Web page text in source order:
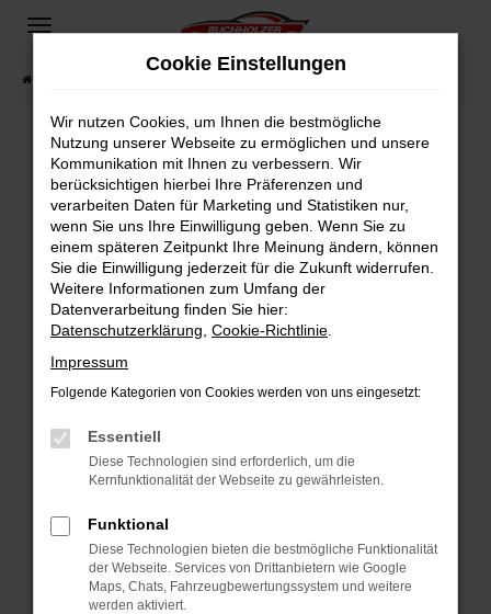
Zum
springen
Fahrzeugsuche
Fehler: Network Error
Beim Laden ist ein Fehler aufgetreten.
Hier sind ein paar Tipps, die dir helfen können:
Überprüfe deine Firewall und deine
Internetverbindung.
Laden andere Webseiten, zum Beispiel deine
Suchmaschine?
Prüfe deine Browsererweiterungen.
können das Laden bestimmter Seiten
verhindern. Funktioniert die Seite in einem
anderen Browser oder in einem privaten
Starte dein Gerät neu.
Das kann manchmal helfen, vorübergehende
Probleme zu beheben.
Cookie Einstellungen
Wir nutzen Cookies, um Ihnen die bestmögliche
Nutzung unserer Webseite zu ermöglichen und unsere
Kommunikation mit Ihnen zu verbessern. Wir
berücksichtigen hierbei Ihre Präferenzen und
verarbeiten Daten für Marketing und Statistiken nur,
wenn Sie uns Ihre Einwilligung geben. Wenn Sie zu
einem späteren Zeitpunkt Ihre Meinung ändern, können
Sie die Einwilligung jederzeit für die Zukunft widerrufen.
Weitere Informationen zum Umfang der
Datenverarbeitung finden Sie hier:
Datenschutzerklärung Cookie-Richtlinie
Impressum
Folgende Kategorien von Cookies werden von uns eingesetzt:
Essentiell
Diese Technologien sind erforderlich, um die
Kernfunktionalität der Webseite zu gewährleisten.
Funktional
Diese Technologien bieten die bestmögliche Funktionalität
der Webseite. Services von Drittanbietern wie Google
Maps, Chats, Fahrzeugbewertungssystem und weitere
werden aktiviert.